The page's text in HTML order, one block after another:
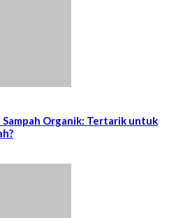
Organik: Tertarik untuk